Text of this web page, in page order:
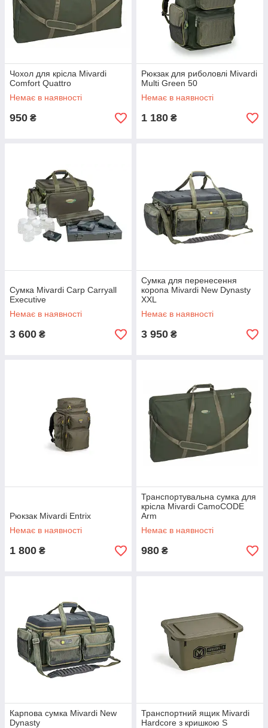
Чохол для крісла Mivardi
Comfort Quattro
Немає в наявності
950 ₴
Рюкзак для риболовлі Mivardi
Multi Green 50
Немає в наявності
1 180 ₴
Сумка Mivardi Carp Carryall
Executive
Немає в наявності
3 600 ₴
Сумка для перенесення
коропа Mivardi New Dynasty
XXL
Немає в наявності
3 950 ₴
Рюкзак Mivardi Entrix
Немає в наявності
1 800 ₴
Транспортувальна сумка для
крісла Mivardi CamoCODE
Arm
Немає в наявності
980 ₴
Карпова сумка Mivardi New
Dynasty
Транспортний ящик Mivardi
Hardcore з кришкою S